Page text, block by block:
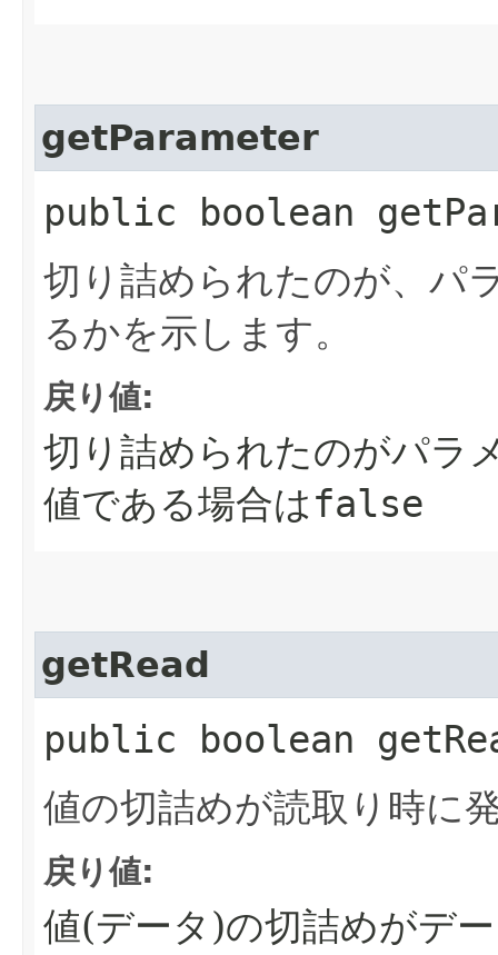
getParameter
public boolean
切り詰められたのが、パ
るかを示します。
戻り値:
切り詰められたのがパラ
値である場合はfalse
getRead
public boolean
値の切詰めが読取り時に
戻り値:
値(データ)の切詰めがデ